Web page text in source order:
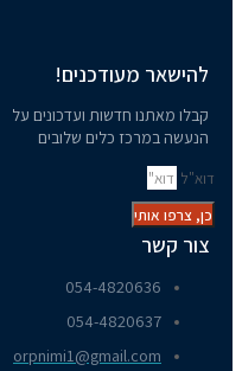
להישאר מעודכנים!
קבלו מאתנו חדשות ועדכונים על
הנעשה במרכז כלים שלובים
דוא"ל
כן, צרפו אותי
צור קשר
054-4820636​
054-4820637
orpnimi1@gmail.com